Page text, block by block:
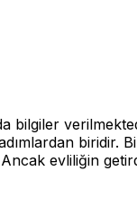
bilgiler
biridir.
evliliğin